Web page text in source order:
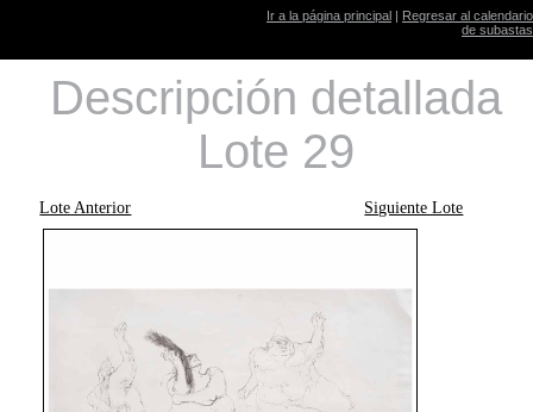
Ir a la página principal | Regresar al calendario
de subastas
Descripción detallada
Lote 29
Lote Anterior Siguiente Lote